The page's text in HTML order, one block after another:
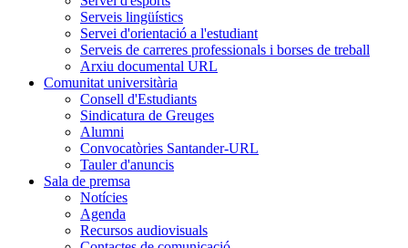
Serveis lingüístics
Servei d'orientació a l'estudiant
Serveis de carreres professionals i borses de treball
Arxiu documental URL
Comunitat universitària
Consell d'Estudiants
Sindicatura de Greuges
Alumni
Convocatòries Santander-URL
Tauler d'anuncis
Sala de premsa
Notícies
Agenda
Recursos audiovisuals